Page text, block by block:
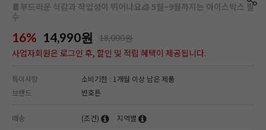
🍫부드러운 식감과 작업성이 뛰어나요🧊 5월~9월까지는 아이스박스 필
수
16% 14,990원 18,000원
사업자회원은 로그인 후, 할인 및 적립 혜택이 제공됩니다.
특이사항
소비기한 : 1개월 이상 남은 제품
브랜드
반호튼
배송 (조건) 지역별